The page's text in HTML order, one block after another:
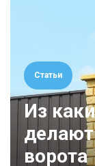
Статьи
Из
ворота